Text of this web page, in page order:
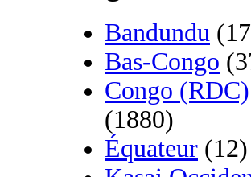
Bandundu
Bas-Congo
Congo (RDC)
(1880)
Équateur (12)